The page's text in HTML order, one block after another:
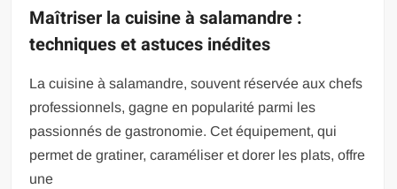
Maîtriser la cuisine à salamandre :
techniques et astuces inédites
La cuisine à salamandre, souvent réservée aux chefs
professionnels, gagne en popularité parmi les
passionnés de gastronomie. Cet équipement, qui
permet de gratiner, caraméliser et dorer les plats, offre
une